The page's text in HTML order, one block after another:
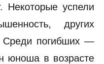
Некоторые успели
других
Среди погибших —
юноша в возрасте